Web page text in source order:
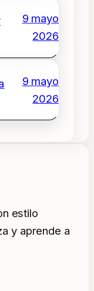
9 mayo
2026
9 mayo
2026
estilo
y aprende a